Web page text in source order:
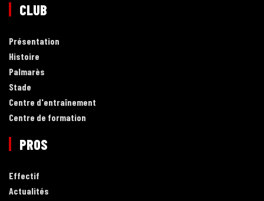
CLUB
Présentation
Histoire
Palmarès
Stade
Centre d'entraînement
Centre de formation
PROS
Effectif
Actualités